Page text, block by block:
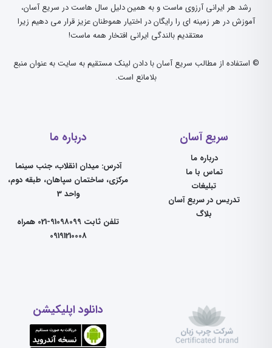
رشد هر ایرانی آرزوی ماست و به همین دلیل سال هاست در سریع آسان،
آموزش در هر زمینه ای را رایگان در اختیار هموطنان عزیز قرار می دهیم زیرا
معتقدیم بالندگی ایرانی افتخار همه ماست!
© استفاده از مطالب سریع آسان با دادن لینک مستقیم به سایت به عنوان منبع
بلامانع است.
سریع آسان
درباره ما
تماس با ما
تبلیغات
تدریس در سریع آسان
بلاگ
درباره ما
آدرس: میدان انقلاب، جنب سینما
مرکزی، ساختمان سپاهان، طبقه دوم،
واحد 3
تلفن ثابت 91098099-021 همراه
09191210008
دانلود اپلیکیشن